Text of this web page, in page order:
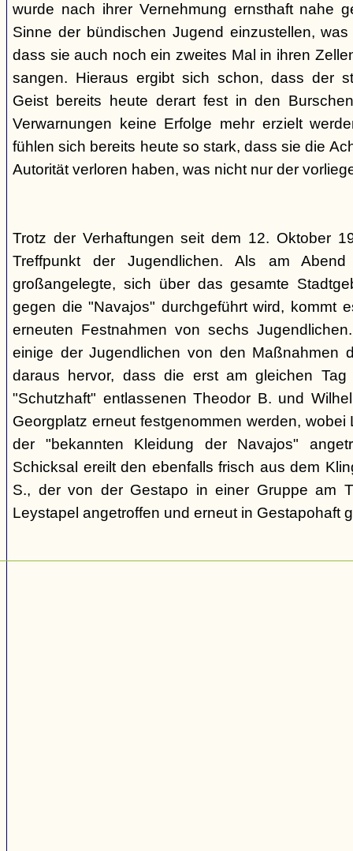
wurde nach ihrer Vernehmung ernsthaft nahe
Sinne der bündischen Jugend einzustellen,
dass sie auch noch ein zweites Mal in ihren
sangen. Hieraus ergibt sich schon, dass der
Geist bereits heute derart fest in den
Verwarnungen keine Erfolge mehr erzielt
fühlen sich bereits heute so stark, dass sie die
Autorität verloren haben, was nicht nur der
Trotz der Verhaftungen seit dem 12. Oktober
Treffpunkt der Jugendlichen. Als am
großangelegte, sich über das gesamte
gegen die "Navajos" durchgeführt wird, kommt
erneuten Festnahmen von sechs
einige der Jugendlichen von den Maßnahmen
daraus hervor, dass die erst am gleichen Tag
"Schutzhaft" entlassenen Theodor B. und
Georgplatz erneut festgenommen werden, wobei
der "bekannten Kleidung der Navajos"
Schicksal ereilt den ebenfalls frisch aus dem
S., der von der Gestapo in einer Gruppe am
Leystapel angetroffen und erneut in Gestapohaft